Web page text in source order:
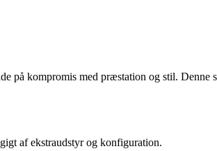
på kompromis med præstation og stil.
af ekstraudstyr og konfiguration.